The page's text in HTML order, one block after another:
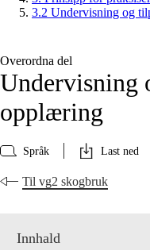
3.2 Undervisning og
Overordna del
Undervisning
opplæring
Språk Last ned
Til vg2 skogbruk
Innhald